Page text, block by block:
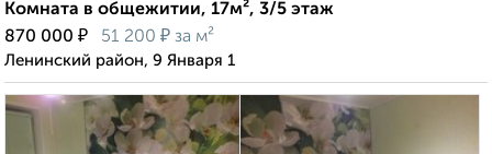
Комната в общежитии, 17м², 3/5 этаж
870 000 ₽ 51 200 ₽ за м²
Ленинский район, 9 Января 1